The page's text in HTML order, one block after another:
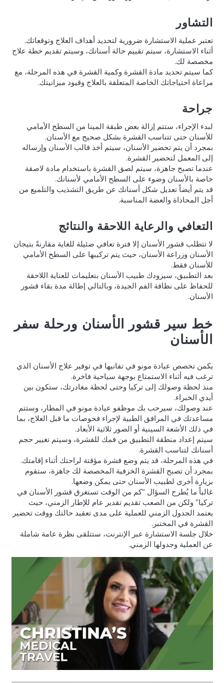
التشاور
تعتبر عملية الاستشارة ضرورية لتحديد أهداف العلاج وتوقعاتك.
أثناء الاستشارة، سيتم تقييم حالة أسنانك، وسيتم تقديم خطة علاج
مخصصة لك.
كما سيتم تحديد مادة القشرة وكمية القشرة في هذه المرحلة، مع
مراعاة احتياجاتك الخاصة المتعلقة بالعلاج وقيود ميزانيتك.
جراحة
لبدء الإجراء، ستتم إزالة بعض طبقة المينا من السطح الأمامي
للأسنان حتى تتناسب القشرة بشكل صحيح مع الأسنان.
بمجرد أن يتم تحضير الأسنان، سيتم أخذ قالب الأسنان وإرساله
إلى المعمل لتحضير القشرة.
عندما تصبح جاهزة، سيتم لصق القشرة باستخدام مادة لاصقة
خاصة بالأسنان وضوء على السطح الأمامي لأسنانك.
قد يتم أيضاً تعديل شكل أسنانك عن طريق التشذيب والتلميع من
أجل المحاذاة والعضة المناسبة.
التعافي والرعاية اللاحقة والنتائج
لا تتطلب قشور الأسنان إلا فترة تعافي ضئيلة للغاية مقارنةً بتيجان
الأسنان وزراعة الأسنان، حيث يتم تركيبها على السطح الأمامي
للأسنان فقط.
بعد التطبيق، سيزودك طبيب الأسنان بتعليمات للعناية اللاحقة
للحفاظ على نظافة الفم الجيدة، وبالتالي إطالة مدة بقاء قشور
الأسنان.
خط سير قشور الأسنان ورحلة سفر
الأسنان
يكمن تخصص عيادة مونو في تفانيها في توفير علاج الأسنان الذي
ترغب فيه أثناء الاستمتاع بوجهة سياحية فاخرة.
منذ لحظة وصولك إلى تركيا وحتى لحظة مغادرتك، ستكون بين
أيدي الخبراء.
عند وصولك، سيرحب بك موظفو عيادة مونو في المطار، وستتم
مساعدتك في المرافق الطبية لإجراء فحوصات ما قبل العلاج، بما
في ذلك الأشعة السينية أو الصور ثلاثية الأبعاد.
سيتم إعداد منطقة التطبيق من فمك للقشرة، وسيتم تغيير حجم
أسنانك لتناسب القشرة.
في هذه المرحلة، قد يتم وضع قشرة مؤقتة لراحتك أثناء إقامتك.
بمجرد أن تصبح القشرة الخزفية المخصصة لك جاهزة، ستقوم
بزيارة أخرى لطبيب الأسنان حتى يمكن وضعها.
غالباً ما يُطرح السؤال “كم من الوقت تستغرق قشور الأسنان في
تركيا” ولكن من الصعب تقديم تقدير عام للإطار الزمني، حيث
يعتمد الجدول الزمني للعملية على مدى تعقيد حالتك ووقت تحضير
القشرة في المختبر.
خلال جلسة الاستشارة عبر الإنترنت، ستتلقى نظرة عامة شاملة
عن العملية وجدولها الزمني.